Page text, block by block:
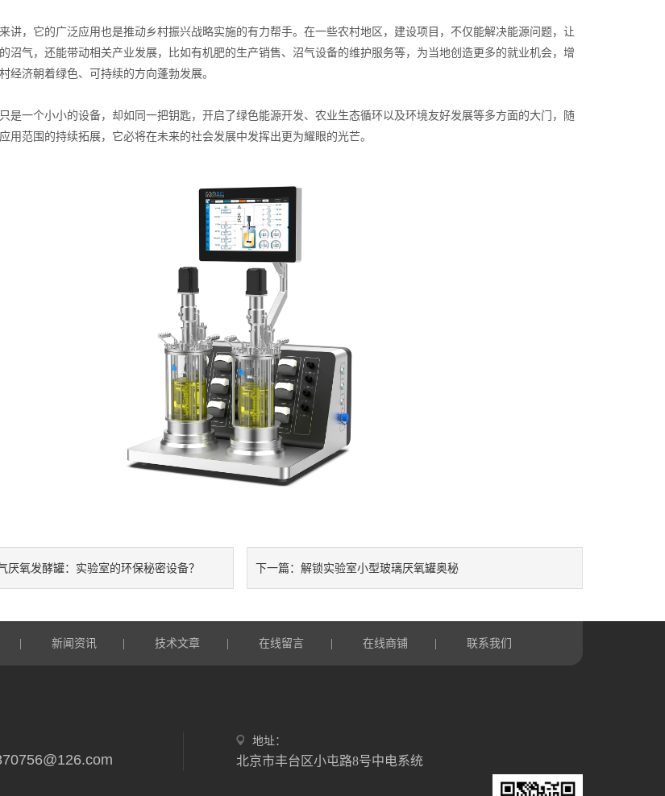
，它的广泛应用也是推动乡村振兴战略实施的有力帮手。在一些农村地区，建设项目，不仅能解决能源问题，让
沼气，还能带动相关产业发展，比如有机肥的生产销售、沼气设备的维护服务等，为当地创造更多的就业机会，增
经济朝着绿色、可持续的方向蓬勃发展。
一个小小的设备，却如同一把钥匙，开启了绿色能源开发、农业生态循环以及环境友好发展等多方面的大门，随
用范围的持续拓展，它必将在未来的社会发展中发挥出更为耀眼的光芒。
厌氧发酵罐：实验室的环保秘密设备？ 下一篇： 解锁实验室小型玻璃厌氧罐奥秘
新闻资讯 技术文章 在线留言 在线商铺 联系我们
地址：
北京市丰台区小屯路8号中电系统